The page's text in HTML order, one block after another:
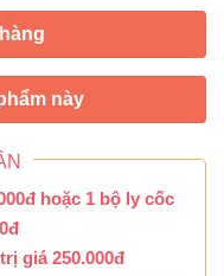
này
hoặc 1 bộ ly cốc
giá 250.000đ